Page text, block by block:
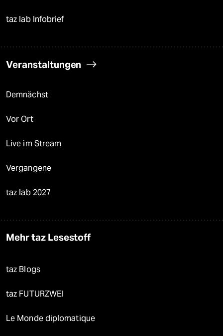
taz lab Infobrief
Veranstaltungen
Demnächst
Vor Ort
Live im Stream
Vergangene
taz lab 2027
Mehr taz Lesestoff
taz Blogs
taz FUTURZWEI
Le Monde diplomatique